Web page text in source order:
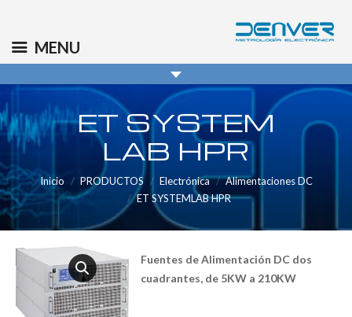
info@denver.es
ET SYSTEM
LAB HPR
Inicio PRODUCTOS Electrónica
Alimentaciones DC
ET SYSTEMLAB HPR
Fuentes de Alimentación DC dos
cuadrantes, de 5KW a 210KW
MENU